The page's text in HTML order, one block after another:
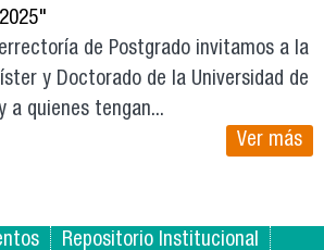
de Postgrado invitamos a la
y Doctorado de la Universidad de
a quienes tengan...
Ver más
Repositorio Institucional